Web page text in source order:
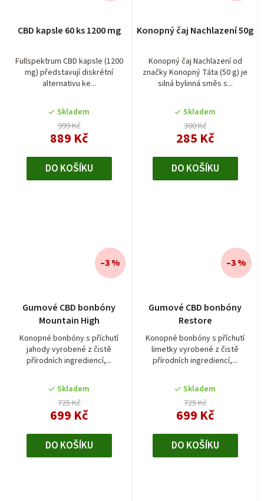
CBD kapsle 60 ks 1200 mg
Fullspektrum CBD kapsle (1200
mg) představují diskrétní
alternativu ke...
Skladem
999 Kč
889 Kč
DO KOŠÍKU
Konopný čaj Nachlazení 50g
Konopný čaj Nachlazení od
značky Konopný Táta (50 g) je
silná bylinná směs s...
Skladem
300 Kč
285 Kč
DO KOŠÍKU
Gumové CBD bonbóny
Mountain High
Konopné bonbóny s příchutí
jahody vyrobené z čistě
přírodních ingrediencí,...
Skladem
725 Kč
699 Kč
–3 %
DO KOŠÍKU
Gumové CBD bonbóny
Restore
Konopné bonbóny s příchutí
limetky vyrobené z čistě
přírodních ingrediencí,...
Skladem
725 Kč
699 Kč
–3 %
DO KOŠÍKU